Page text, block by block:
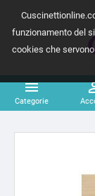
funzionamento del
cookies che

Categorie